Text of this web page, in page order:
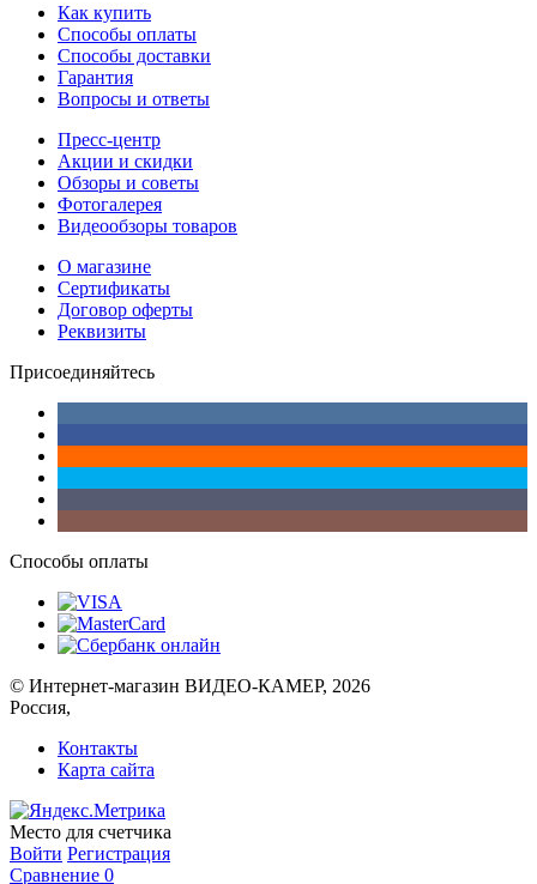
Как купить
Способы оплаты
Способы доставки
Гарантия
Вопросы и ответы
Пресс-центр
Акции и скидки
Обзоры и советы
Фотогалерея
Видеообзоры товаров
О магазине
Сертификаты
Договор оферты
Реквизиты
Присоединяйтесь
Способы оплаты
© Интернет-магазин ВИДЕО-КАМЕР, 2026
Россия,
Контакты
Карта сайта
Место для счетчика
Войти Регистрация
Сравнение 0